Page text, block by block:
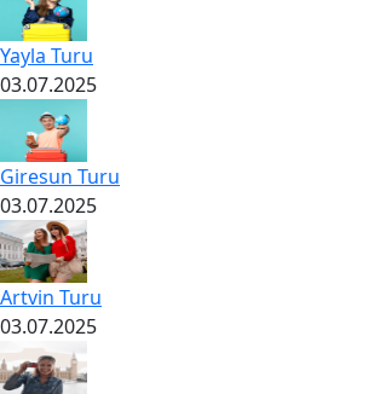
Yayla Turu
03.07.2025
Giresun Turu
03.07.2025
Artvin Turu
03.07.2025